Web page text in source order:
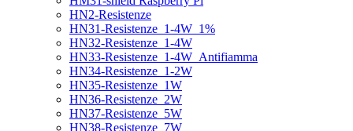
HN2-Resistenze
HN31-Resistenze_1-4W_1%
HN32-Resistenze_1-4W
HN33-Resistenze_1-4W_Antifiamma
HN34-Resistenze_1-2W
HN35-Resistenze_1W
HN36-Resistenze_2W
HN37-Resistenze_5W
HN38-Resistenze_7W